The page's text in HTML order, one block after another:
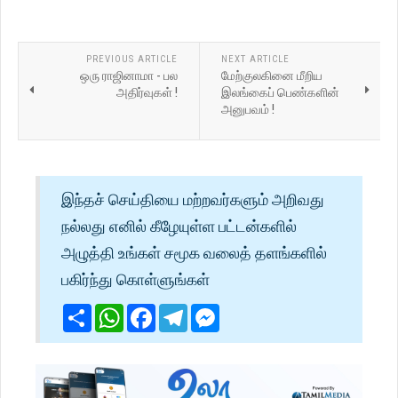
PREVIOUS ARTICLE
ஒரு ராஜினாமா - பல
அதிர்வுகள் !
NEXT ARTICLE
மேற்குலகினை மீறிய
இலங்கைப் பெண்களின்
அனுபவம் !
இந்தச் செய்தியை மற்றவர்களும் அறிவது
நல்லது எனில் கீழேயுள்ள பட்டன்களில்
அழுத்தி உங்கள் சமூக வலைத் தளங்களில்
பகிர்ந்து கொள்ளுங்கள்
ShareWhatsApp
Facebook
Telegram